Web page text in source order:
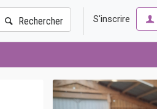
Rechercher S'inscrire